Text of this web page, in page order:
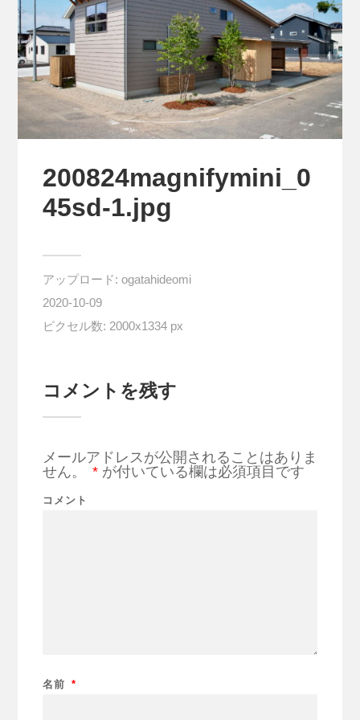
200824magnifymini_0
45sd-1.jpg
アップロード: ogatahideomi
2020-10-09
ピクセル数: 2000x1334 px
コメントを残す
メールアドレスが公開されることはありま
せん。
*が付いている欄は必須項目です
コメント
名前 *